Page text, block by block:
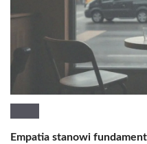
Empatia stanowi